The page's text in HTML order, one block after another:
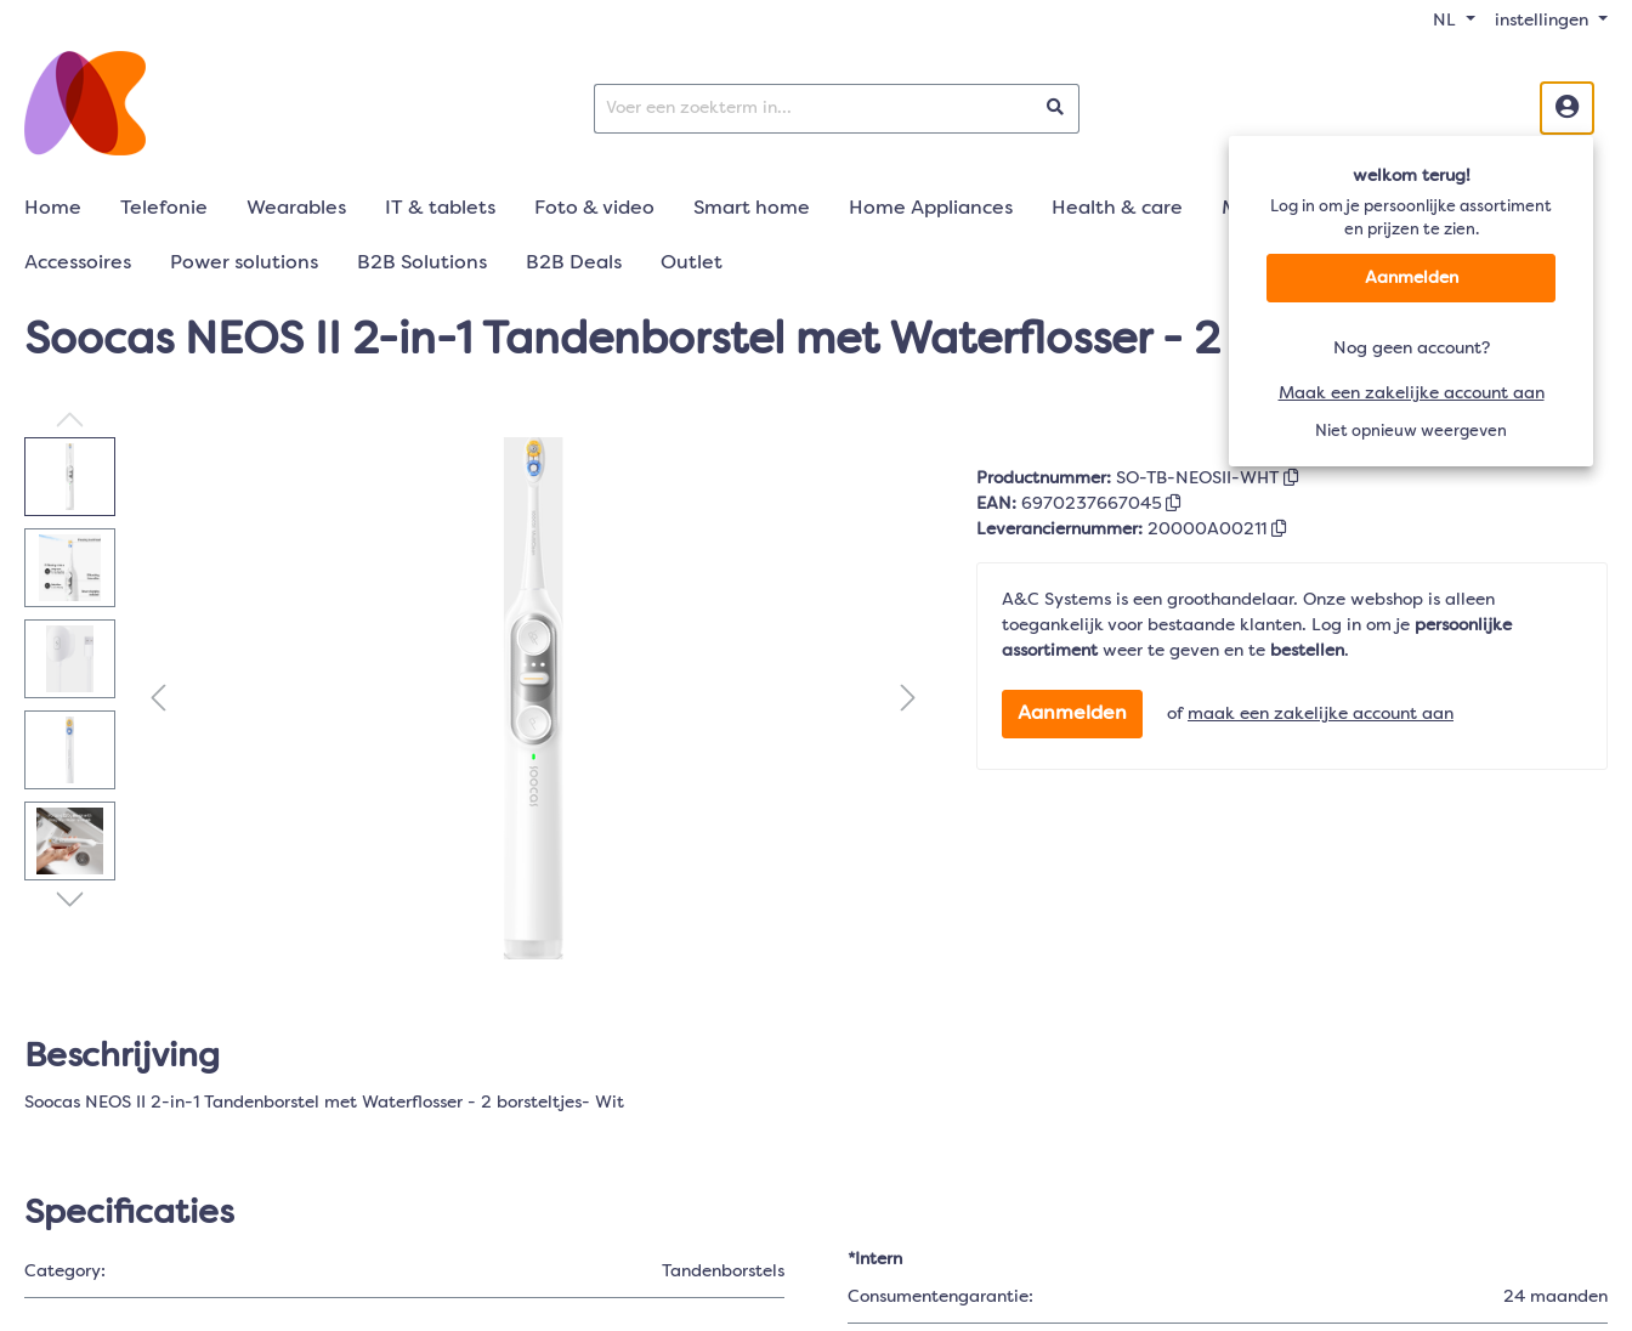
NL instellingen
welkom terug!
Log in om je persoonlijke assortiment
en prijzen te zien.
Aanmelden
Nog geen account?
Maak een zakelijke account aan
Niet opnieuw weergeven
Home Telefonie Wearables IT & tablets Foto & video Smart home Home Appliances Health & care Mobiliteit Audio TV
Accessoires Power solutions B2B Solutions B2B Deals Outlet
Soocas NEOS II 2-in-1 Tandenborstel met Waterflosser - 2 borsteltjes- Wit
Productnummer: SO-TB-NEOSII-WHT
EAN: 6970237667045
Leveranciernummer: 20000A00211
A&C Systems is een groothandelaar. Onze webshop is alleen
toegankelijk voor bestaande klanten. Log in om je persoonlijke
assortimentweer te geven en te bestellen.
Aanmelden of maak een zakelijke account aan
Beschrijving
Soocas NEOS II 2-in-1 Tandenborstel met Waterflosser - 2 borsteltjes- Wit
Specificaties
Category: Tandenborstels
*Intern
Consumentengarantie: 24 maanden